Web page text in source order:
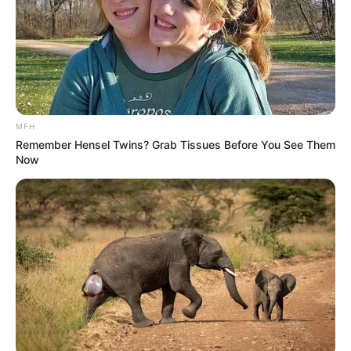
arrow_forward_ios Baca selengkapnya
Mute
Baca juga:Biodata, Profil, dan Fakta Lily Kenzie
MFH
Remember Hensel Twins? Grab Tissues Before You See Them
Now